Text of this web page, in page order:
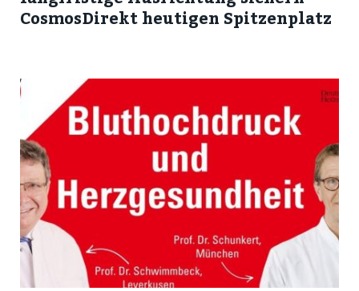
CosmosDirekt heutigen Spitzenplatz